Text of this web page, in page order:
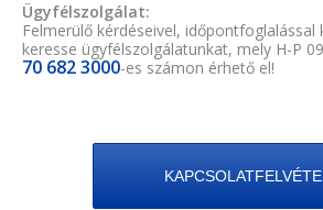
Ügyfélszolgálat:
Felmerülő kérdéseivel, időpontfoglalással
keresse ügyfélszolgálatunkat, mely H-P
70 682 3000-es számon érhető el!